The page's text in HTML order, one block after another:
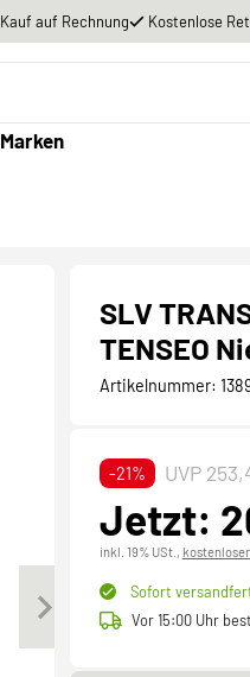
Kauf auf Rechnung Kostenlose
Marken
SLV
TENSEO
Artikelnummer:
-21% UVP
Jetzt:
inkl. 19% USt.,
Sofort
Vor 15:00 Uhr